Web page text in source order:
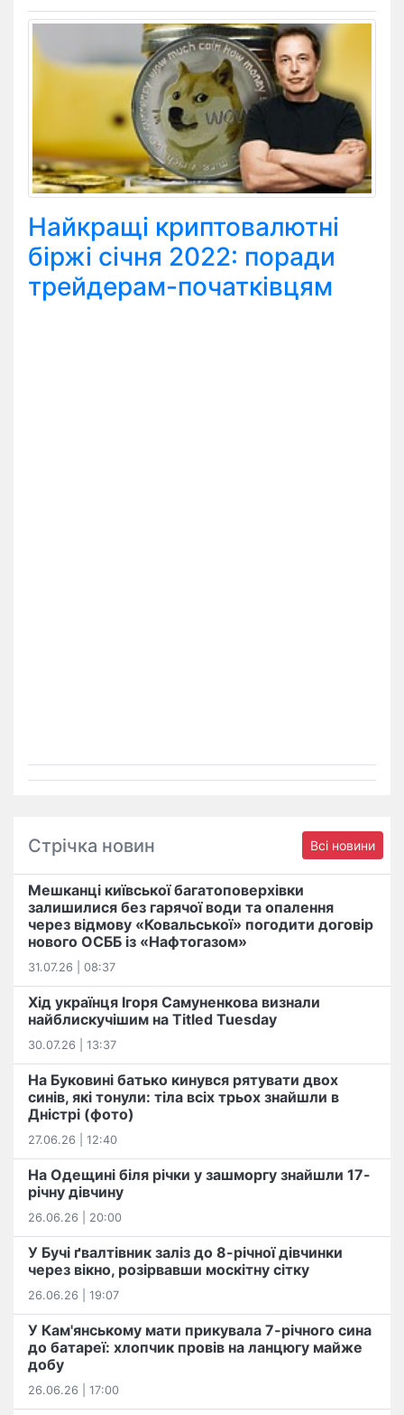
Найкращі криптовалютні
біржі січня 2022: поради
трейдерам-початківцям
Стрічка новин Всі новини
Мешканці київської багатоповерхівки
залишилися без гарячої води та опалення
через відмову «Ковальської» погодити договір
нового ОСББ із «Нафтогазом»
31.07.26 | 08:37
Хід українця Ігоря Самуненкова визнали
найблискучішим на Titled Tuesday
30.07.26 | 13:37
На Буковині батько кинувся рятувати двох
синів, які тонули: тіла всіх трьох знайшли в
Дністрі (фото)
27.06.26 | 12:40
На Одещині біля річки у зашморгу знайшли 17-
річну дівчину
26.06.26 | 20:00
У Бучі ґвалтівник заліз до 8-річної дівчинки
через вікно, розірвавши москітну сітку
26.06.26 | 19:07
У Кам'янському мати прикувала 7-річного сина
до батареї: хлопчик провів на ланцюгу майже
добу
26.06.26 | 17:00